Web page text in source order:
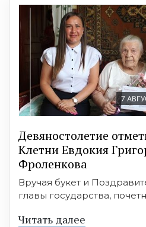
7
Девяностолетие
Клетни Евдокия
Фроленкова
Вручая букет и
главы государства,
Читать далее